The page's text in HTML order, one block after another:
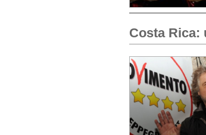
Costa Rica: